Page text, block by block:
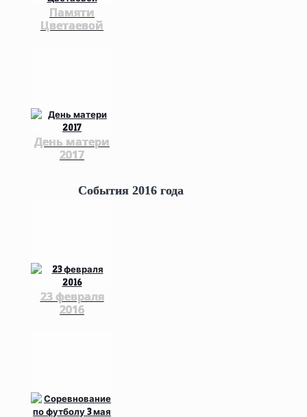
Памяти
Цветаевой
День матери
2017
События 2016 года
23 февраля
2016